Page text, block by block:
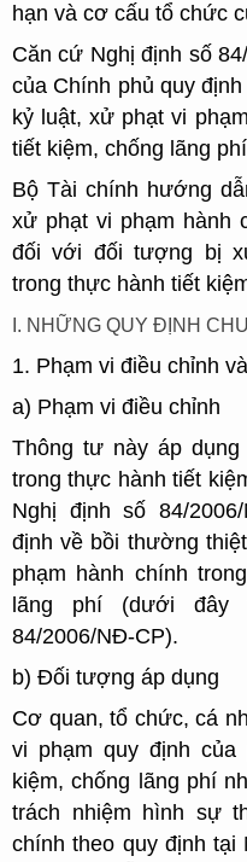
hạn và cơ cấu tổ chức
Căn cứ Nghị định số
của Chính phủ quy
kỷ luật, xử phạt vi
tiết kiệm, chống lãng
Bộ Tài chính hướng
xử phạt vi phạm hành
đối với đối tượng bị
trong thực hành tiết
I. NHỮNG QUY ĐỊNH
1. Phạm vi điều chỉnh
a) Phạm vi điều chỉnh
Thông tư này áp
trong thực hành tiết
Nghị định số 84/
định về bồi thường
phạm hành chính
lãng phí (dưới
84/2006/NĐ-CP).
b) Đối tượng áp dụng
Cơ quan, tổ chức, cá
vi phạm quy định
kiệm, chống lãng phí
trách nhiệm hình sự
chính theo quy định tại